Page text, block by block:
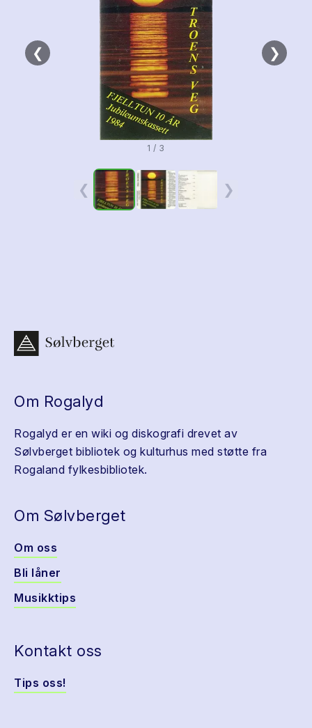
❮ ❯
1 / 3
❮ ❯
Om Rogalyd
Rogalyd er en wiki og diskografi drevet av
Sølvberget bibliotek og kulturhus med støtte fra
Rogaland fylkesbibliotek.
Om Sølvberget
Om oss
Bli låner
Musikktips
Kontakt oss
Tips oss!